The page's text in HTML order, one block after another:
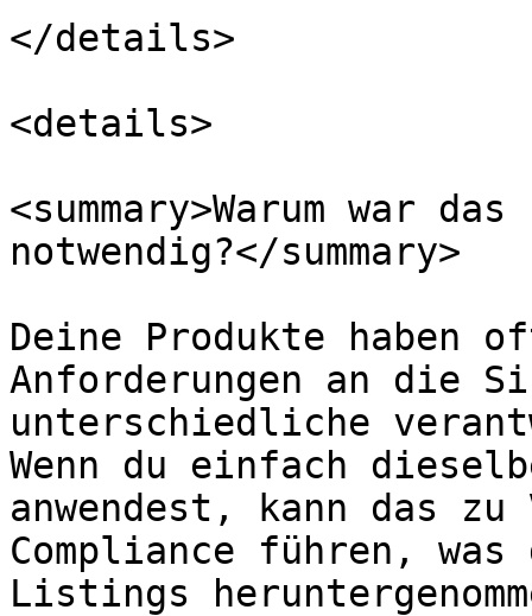
</details>
<details>
<summary>Warum war
notwendig?</summary>
Deine Produkte haben
Anforderungen an die
unterschiedliche
Wenn du einfach
anwendest, kann das
Compliance führen,
Listings